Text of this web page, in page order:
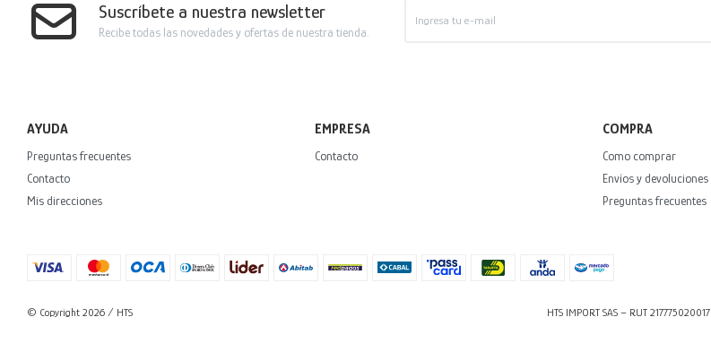
Suscríbete a nuestra newsletter
Recibe todas las novedades y ofertas de nuestra tienda.
AYUDA
Preguntas frecuentes
Contacto
Mis direcciones
EMPRESA
Contacto
COMPRA
Como comprar
Envíos y devoluciones
Preguntas frecuentes
© Copyright 2026 / HTS HTS IMPORT SAS – RUT 217775020017